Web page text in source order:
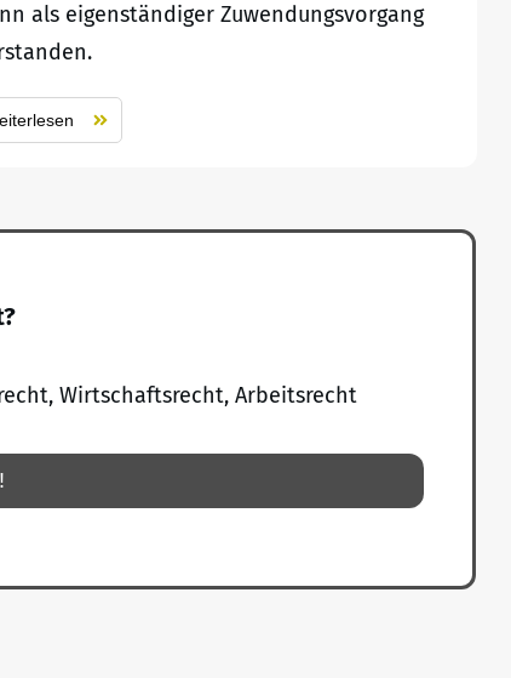
als eigenständiger Zuwendungsvorgang
Wirtschaftsrecht, Arbeitsrecht